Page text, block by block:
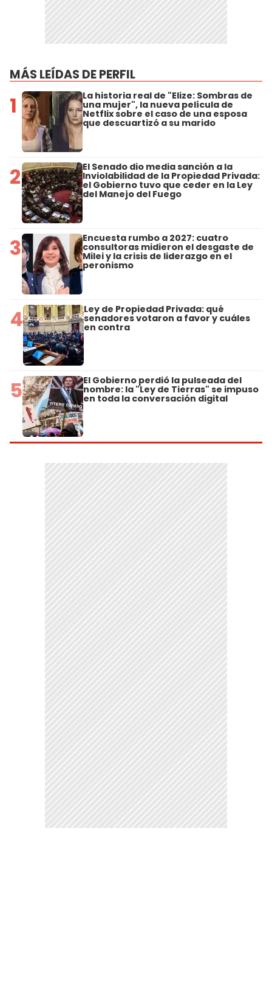
MÁS LEÍDAS DE PERFIL
1 La historia real de "Elize: Sombras de
una mujer", la nueva película de
Netflix sobre el caso de una esposa
que descuartizó a su marido
2 El Senado dio media sanción a la
Inviolabilidad de la Propiedad Privada:
el Gobierno tuvo que ceder en la Ley
del Manejo del Fuego
3 Encuesta rumbo a 2027: cuatro
consultoras midieron el desgaste de
Milei y la crisis de liderazgo en el
peronismo
4 Ley de Propiedad Privada: qué
senadores votaron a favor y cuáles
en contra
5 El Gobierno perdió la pulseada del
nombre: la "Ley de Tierras" se impuso
en toda la conversación digital